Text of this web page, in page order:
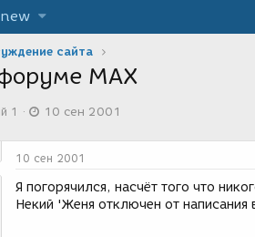
сайта
MAX
1
а
с
о
з
10 сен 2001
10 сен 2001
Я погорячился, насчёт того что
Некий 'Женя отключен от написания